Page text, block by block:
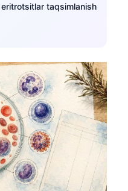
taqsimlanish